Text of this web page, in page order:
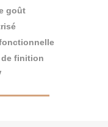
goût
finition